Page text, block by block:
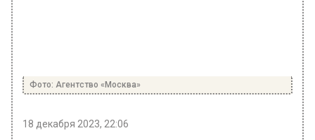
Фото: Агентство «Москва»
18 декабря 2023, 22:06